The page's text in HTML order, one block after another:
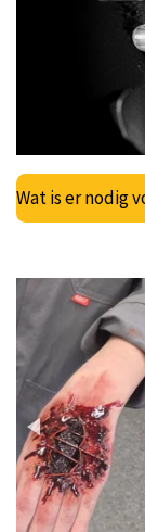
Wat is er nodig